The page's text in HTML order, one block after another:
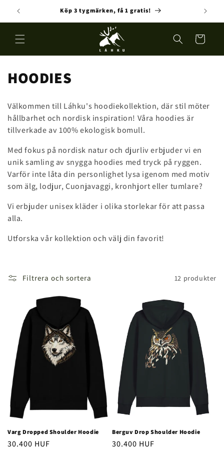
vidare
till
innehåll
Köp 3 tygmärken, få 1 gratis!
Varukorg
P
o
d
u
k
t
s
e
i
HOODIES
Välkommen till Láhku's hoodiekollektion, där stil möter
hållbarhet och nordisk inspiration! Våra hoodies är
tillverkade av 100% ekologisk bomull.
Med fokus på nordisk natur och djurliv erbjuder vi en
unik samling av snygga hoodies med tryck på ryggen.
Varför inte låta din personlighet lysa igenom med motiv
som älg, lodjur, Cuonjavaggi, kronhjort eller tumlare?
Vi erbjuder unisex kläder i olika storlekar för att passa
alla.
Utforska vår kollektion och välj din favorit!
Filtrera och sortera 12 produkter
Varg Dropped Shoulder Hoodie
Ordinarie
30.400 HUF
Berguv Drop Shoulder Hoodie
Ordinarie
30.400 HUF